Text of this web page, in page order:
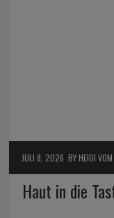
JULI 8, 2026 BY HEIDI
Haut in die